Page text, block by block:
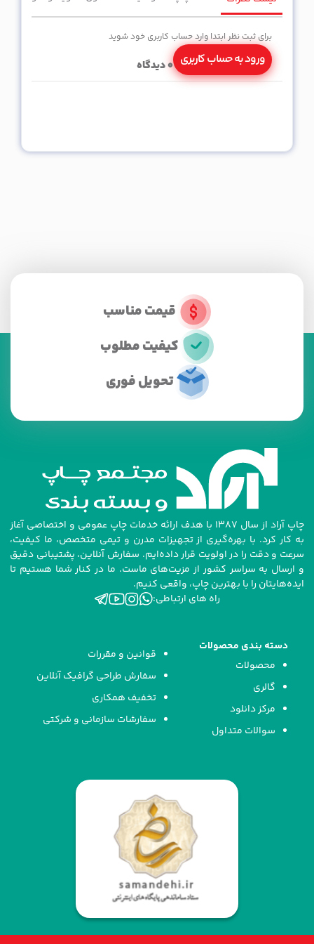
برای ثبت نظر ابتدا وارد حساب کاربری خود شوید
ورود به حساب کاربری 0دیدگاه
قیمت مناسب
کیفیت مطلوب
تحویل فوری
چاپ آراد از سال ۱۳۸۷ با هدف ارائه خدمات چاپ عمومی و اختصاصی آغاز
به کار کرد. با بهره‌گیری از تجهیزات مدرن و تیمی متخصص، ما کیفیت،
سرعت و دقت را در اولویت قرار داده‌ایم. سفارش آنلاین، پشتیبانی دقیق
و ارسال به سراسر کشور از مزیت‌های ماست. ما در کنار شما هستیم تا
ایده‌هایتان را با بهترین چاپ، واقعی کنیم.
راه های ارتباطی:
دسته بندی محصولات
محصولات
گالری
مرکز دانلود
سوالات متداول
قوانین و مقررات
سفارش طراحی گرافیک آنلاین
تخفیف همکاری
سفارشات سازمانی و شرکتی